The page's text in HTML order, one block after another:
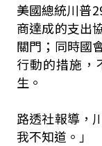
美國總統川普
商達成的支出
關門；同時國
行動的措施，
生。
路透社報導，
我不知道。」